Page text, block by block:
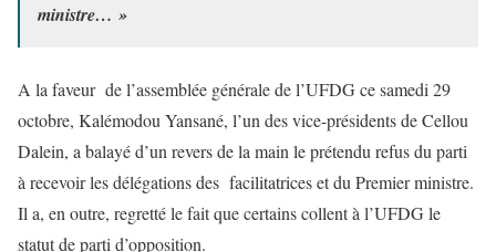
ministre… »
A la faveur de l’assemblée générale de l’UFDG ce samedi 29
octobre, Kalémodou Yansané, l’un des vice-présidents de Cellou
Dalein, a balayé d’un revers de la main le prétendu refus du parti
à recevoir les délégations des facilitatrices et du Premier ministre.
Il a, en outre, regretté le fait que certains collent à l’UFDG le
statut de parti d’opposition.